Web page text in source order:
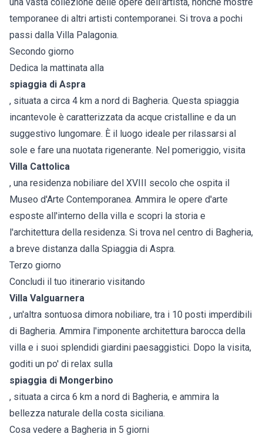
una vasta collezione delle opere dell'artista, nonché mostre
temporanee di altri artisti contemporanei. Si trova a pochi
passi dalla Villa Palagonia.
Secondo giorno
Dedica la mattinata alla
spiaggia di Aspra
, situata a circa 4 km a nord di Bagheria. Questa spiaggia
incantevole è caratterizzata da acque cristalline e da un
suggestivo lungomare. È il luogo ideale per rilassarsi al
sole e fare una nuotata rigenerante. Nel pomeriggio, visita
Villa Cattolica
, una residenza nobiliare del XVIII secolo che ospita il
Museo d'Arte Contemporanea. Ammira le opere d'arte
esposte all'interno della villa e scopri la storia e
l'architettura della residenza. Si trova nel centro di Bagheria,
a breve distanza dalla Spiaggia di Aspra.
Terzo giorno
Concludi il tuo itinerario visitando
Villa Valguarnera
, un'altra sontuosa dimora nobiliare, tra i 10 posti imperdibili
di Bagheria. Ammira l'imponente architettura barocca della
villa e i suoi splendidi giardini paesaggistici. Dopo la visita,
goditi un po' di relax sulla
spiaggia di Mongerbino
, situata a circa 6 km a nord di Bagheria, e ammira la
bellezza naturale della costa siciliana.
Cosa vedere a Bagheria in 5 giorni